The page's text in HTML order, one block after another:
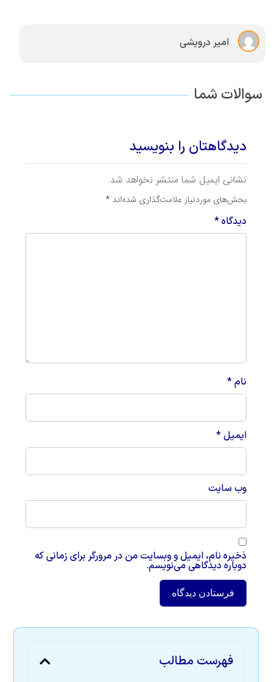
فهرست مطالب
امیر درویشی
سوالات شما
دیدگاهتان را بنویسید
نشانی ایمیل شما منتشر نخواهد شد.
بخش‌های موردنیاز علامت‌گذاری شده‌اند *
دیدگاه*
نام*
ایمیل*
وب‌ سایت
ذخیره نام، ایمیل و وبسایت من در مرورگر برای زمانی که
دوباره دیدگاهی می‌نویسم.